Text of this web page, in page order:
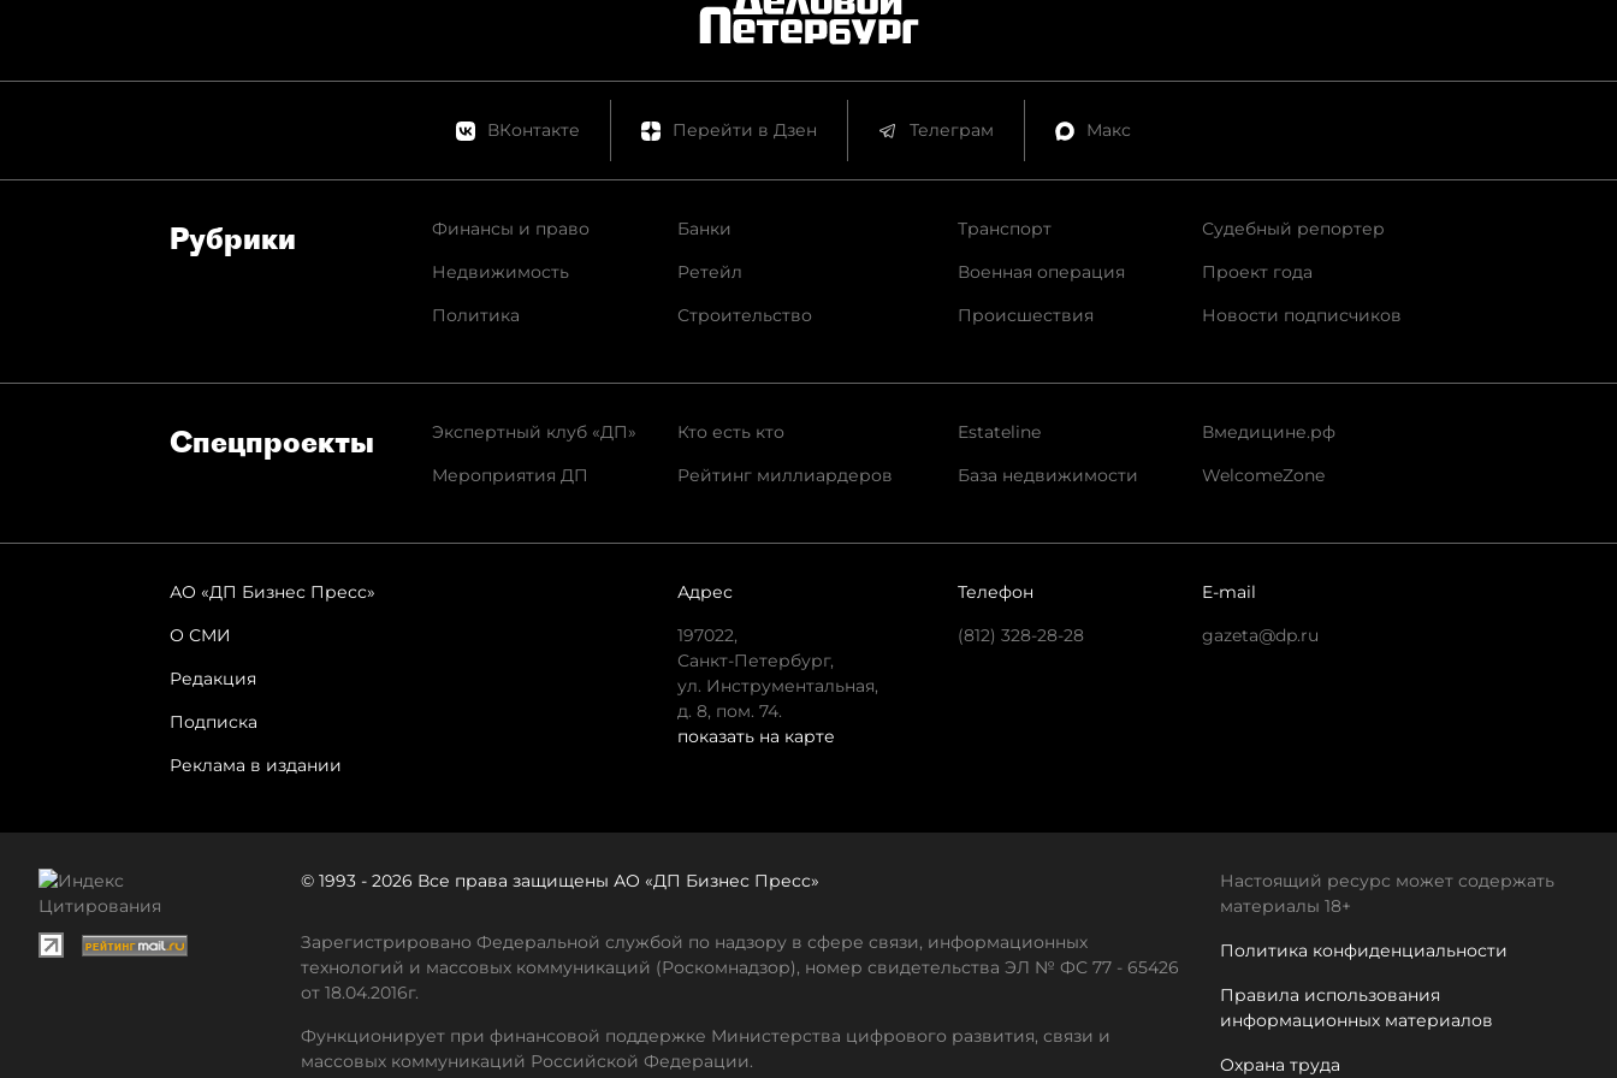
ВКонтакте Перейти в Дзен Телеграм Макс
Рубрики
Финансы и право
Недвижимость
Политика
Банки
Ретейл
Строительство
Транспорт
Военная операция
Происшествия
Судебный репортер
Проект года
Новости подписчиков
Спец­проекты
Экспертный клуб «ДП»
Мероприятия ДП
Кто есть кто
Рейтинг миллиардеров
Estateline
База недвижимости
Вмедицине.рф
WelcomeZone
АО «ДП Бизнес Пресс»
О СМИ
Редакция
Подписка
Реклама в издании
Адрес
197022,
Санкт-Петербург,
ул. Инструментальная,
д. 8, пом. 74.
показать на карте
Телефон
(812) 328-28-28
E-mail
gazeta@dp.ru
© 1993 - 2026 Все права защищены АО «ДП Бизнес Пресс»
Зарегистрировано Федеральной службой по надзору в сфере связи, информационных
технологий и массовых коммуникаций (Роскомнадзор), номер свидетельства ЭЛ № ФС 77 - 65426
от 18.04.2016г.
Функционирует при финансовой поддержке Министерства цифрового развития, связи и
массовых коммуникаций Российской Федерации.
Настоящий ресурс может содержать
материалы 18+
Политика конфиденциальности
Правила использования
информационных материалов
Охрана труда